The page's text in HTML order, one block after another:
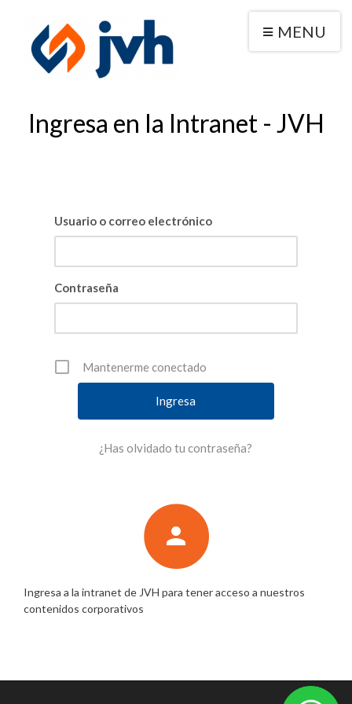
MENU
Ingresa en la Intranet - JVH
Usuario o correo electrónico
Contraseña
Mantenerme conectado
¿Has olvidado tu contraseña?
person
Ingresa a la intranet de JVH para tener acceso a nuestros
contenidos corporativos